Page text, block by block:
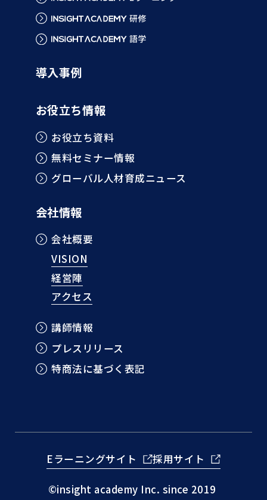
導入事例
お役立ち情報
お役立ち資料
無料セミナー情報
グローバル人材育成ニュース
会社情報
会社概要
VISION
経営陣
アクセス
講師情報
プレスリリース
特商法に基づく表記
Eラーニングサイト 採用サイト
©insight academy Inc. since 2019